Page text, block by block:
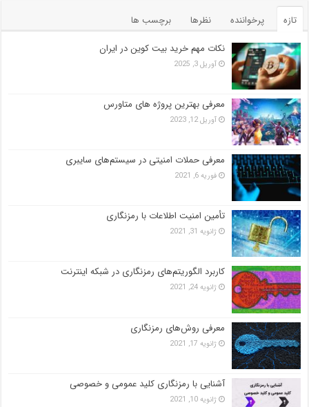
تازه پرخواننده نظرها
برچسب ها
نکات مهم خرید بیت کوین در ایران
آوریل 3, 2025
معرفی بهترین پروژه های متاورس
آوریل 12, 2023
معرفی حملات امنیتی در سیستم‌های سایبری
فوریه 6, 2021
تأمین امنیت اطلاعات با رمزنگاری
ژانویه 31, 2021
کاربرد الگوریتم‌های رمزنگاری در شبکه اینترنت
ژانویه 24, 2021
معرفی روش‌های رمزنگاری
ژانویه 17, 2021
آشنایی با رمزنگاری کلید عمومی و خصوصی
ژانویه 10, 2021